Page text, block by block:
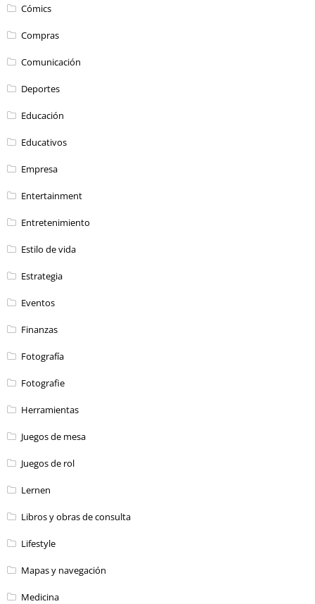
Cómics
Compras
Comunicación
Deportes
Educación
Educativos
Empresa
Entertainment
Entretenimiento
Estilo de vida
Estrategia
Eventos
Finanzas
Fotografía
Fotografie
Herramientas
Juegos de mesa
Juegos de rol
Lernen
Libros y obras de consulta
Lifestyle
Mapas y navegación
Medicina